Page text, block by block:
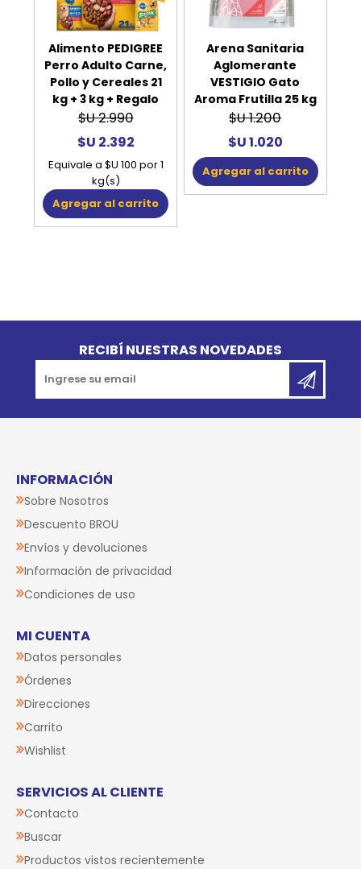
Alimento PEDIGREE
Perro Adulto Carne,
Pollo y Cereales 21
kg + 3 kg + Regalo
$U 2.990
$U 2.392
Equivale a $U 100 por 1
kg(s)
Agregar al carrito
Arena Sanitaria
Aglomerante
VESTIGIO Gato
Aroma Frutilla 25 kg
$U 1.200
$U 1.020
Agregar al carrito
RECIBÍ NUESTRAS NOVEDADES
INFORMACIÓN
Sobre Nosotros
Descuento BROU
Envíos y devoluciones
Información de privacidad
Condiciones de uso
MI CUENTA
Datos personales
Órdenes
Direcciones
Carrito
Wishlist
SERVICIOS AL CLIENTE
Contacto
Buscar
Productos vistos recientemente